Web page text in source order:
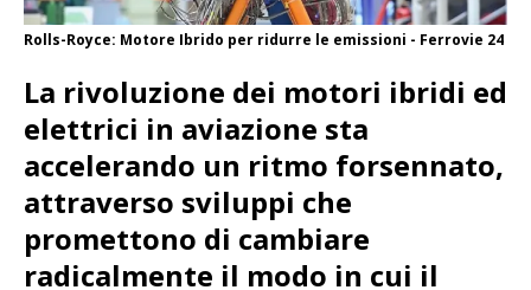
Rolls-Royce: Motore Ibrido per ridurre le emissioni - Ferrovie 24
La rivoluzione dei motori ibridi ed
elettrici in aviazione sta
accelerando un ritmo forsennato,
attraverso sviluppi che
promettono di cambiare
radicalmente il modo in cui il